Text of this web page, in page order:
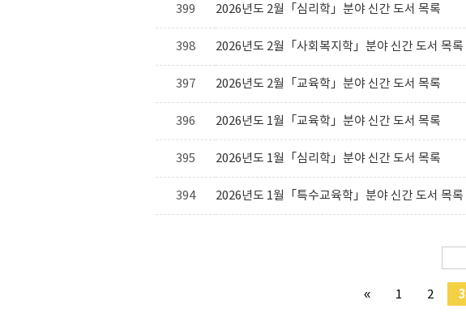
399 2026년도 2월「심리학」분야 신간 도서 목록
398 2026년도 2월「사회복지학」분야 신간 도서 목록
397 2026년도 2월「교육학」분야 신간 도서 목록
396 2026년도 1월「교육학」분야 신간 도서 목록
395 2026년도 1월「심리학」분야 신간 도서 목록
394 2026년도 1월「특수교육학」분야 신간 도서 목록
« 1 2 3